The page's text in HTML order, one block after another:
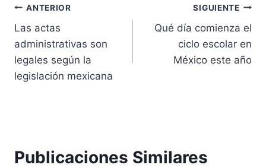
Navegación
de
entradas
ANTERIOR
Las actas
administrativas son
legales según la
legislación mexicana
SIGUIENTE
Qué día comienza el
ciclo escolar en
México este año
Publicaciones Similares